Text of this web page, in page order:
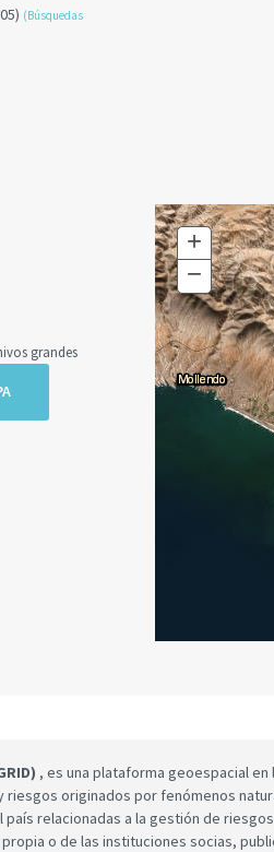
(Búsquedas
grandes
+ Zoom
In
− Zoom
Out
, es una plataforma geoespacial
originados por fenómenos
relacionadas a la gestión de
o de las instituciones socias,